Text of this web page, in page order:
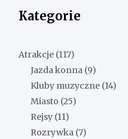
Kategorie
Atrakcje (117)
Jazda konna (9)
Kluby muzyczne (14)
Miasto (25)
Rejsy (11)
Rozrywka (7)